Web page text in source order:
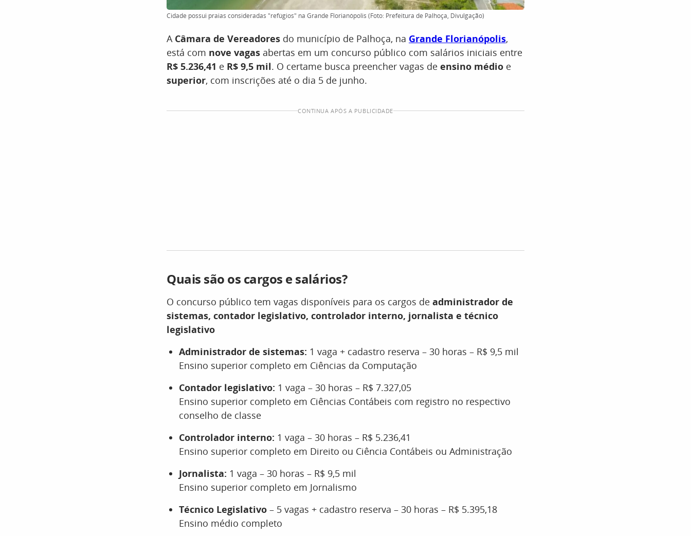
Cidade possui praias consideradas "refúgios" na Grande Florianópolis (Foto: Prefeitura de Palhoça, Divulgação)
A Câmara de Vereadores do município de Palhoça, na Grande Florianópolis,
está com nove vagas abertas em um concurso público com salários iniciais entre
R$ 5.236,41 e R$ 9,5 mil. O certame busca preencher vagas de ensino médio e
superior, com inscrições até o dia 5 de junho.
CONTINUA APÓS A PUBLICIDADE
Quais são os cargos e salários?
O concurso público tem vagas disponíveis para os cargos de administrador de
sistemas, contador legislativo, controlador interno, jornalista e técnico
legislativo
Administrador de sistemas: 1 vaga + cadastro reserva – 30 horas – R$ 9,5 mil
Ensino superior completo em Ciências da Computação
Contador legislativo: 1 vaga – 30 horas – R$ 7.327,05
Ensino superior completo em Ciências Contábeis com registro no respectivo
conselho de classe
Controlador interno: 1 vaga – 30 horas – R$ 5.236,41
Ensino superior completo em Direito ou Ciência Contábeis ou Administração
Jornalista: 1 vaga – 30 horas – R$ 9,5 mil
Ensino superior completo em Jornalismo
Técnico Legislativo – 5 vagas + cadastro reserva – 30 horas – R$ 5.395,18
Ensino médio completo